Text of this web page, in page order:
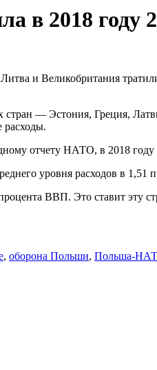
в 2018 году
и Великобритания
стран — Эстония, Греция,
отчету НАТО, в 2018 году
уровня расходов в
ВВП. Это ставит эту
, оборона Польши, Польша-